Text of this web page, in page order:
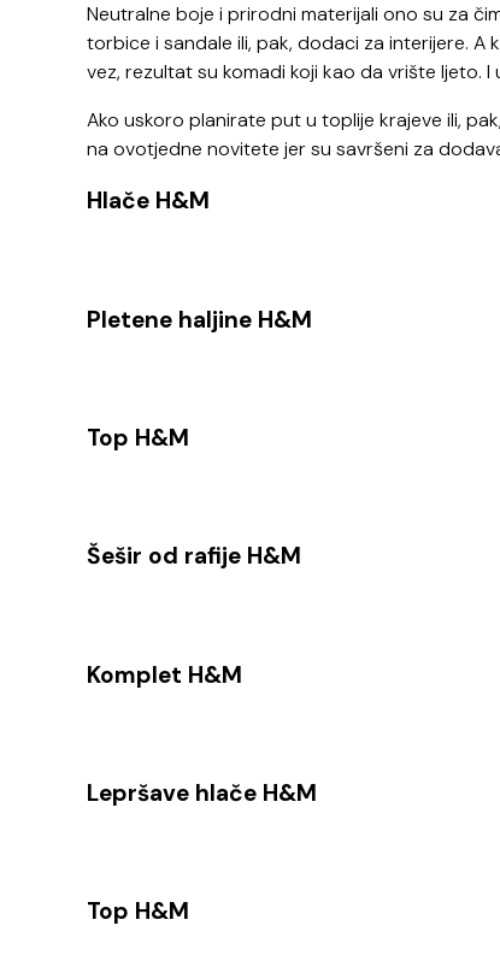
Neutralne boje i prirodni materijali ono su za
torbice i sandale ili, pak, dodaci za interijere.
vez, rezultat su komadi koji kao da vrište ljeto.
Ako uskoro planirate put u toplije krajeve ili,
na ovotjedne novitete jer su savršeni za
Hlače H&M
Pletene haljine H&M
Top H&M
Šešir od rafije H&M
Komplet H&M
Lepršave hlače H&M
Top H&M